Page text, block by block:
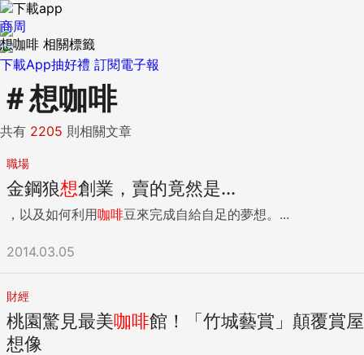
下載App抽好禮 訂閱電子報
商周
想咖啡 相關標籤
＃想咖啡
共有 2205 則相關文章
職場
金鋼狼想創業，賣的竟然是...
，以及如何利用咖啡豆來完成自給自足的夢想。...
2014.03.05
財經
桃園驚見最美咖啡館！「竹城藝賞」顛覆賞屋
想像